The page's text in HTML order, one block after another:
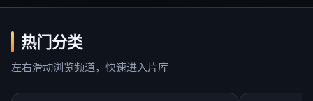
热门分类
左右滑动浏览频道，快速进入片库